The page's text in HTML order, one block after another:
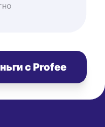
с Profee